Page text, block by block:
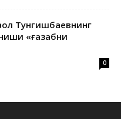
Тунгишбаевнинг
«ғазабни
0